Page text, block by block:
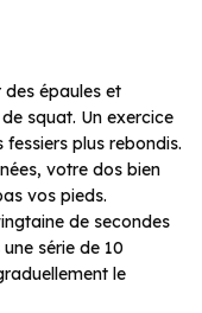
épaules et
squat. Un exercice
plus rebondis.
votre dos bien
vos pieds.
de secondes
série de 10
le